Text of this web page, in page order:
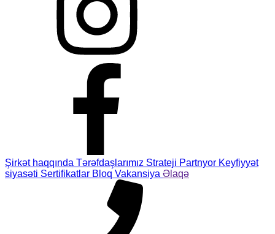
Şirkət haqqında Tərəfdaşlarımız Strateji Partnyor Keyfiyyət
siyasəti Sertifikatlar Bloq Vakansiya Əlaqə